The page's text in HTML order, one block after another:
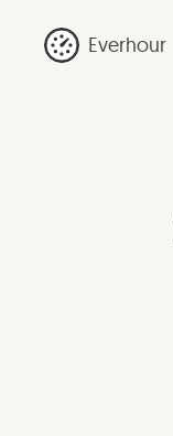
Everhour